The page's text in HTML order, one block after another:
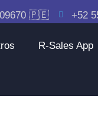
🇵🇪 +52
R-Sales App